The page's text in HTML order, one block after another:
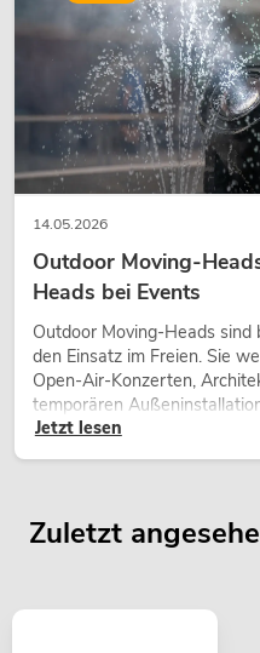
14.05.2026
Outdoor Moving-
Heads bei Events
Outdoor Moving-Heads
den Einsatz im Freien. Sie
Open-Air-Konzerten,
temporären
Jetzt lesen
Zuletzt